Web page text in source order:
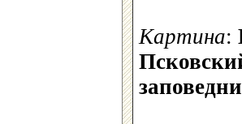
Картина: